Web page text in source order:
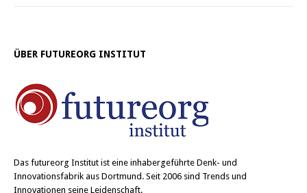
ÜBER FUTUREORG INSTITUT
Das futureorg Institut ist eine inhabergeführte Denk- und
Innovationsfabrik aus Dortmund. Seit 2006 sind Trends und
Innovationen seine Leidenschaft.